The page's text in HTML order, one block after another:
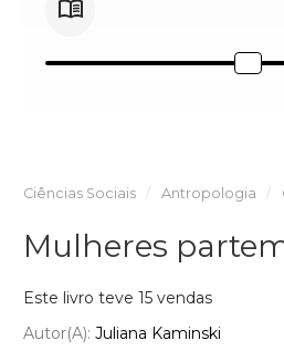
Ciências Sociais Antropologia
Mulheres
Este livro teve 15 vendas
Autor(a): Juliana Kaminski